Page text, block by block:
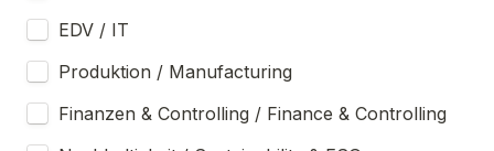
EDV / IT
Produktion / Manufacturing
Finanzen & Controlling / Finance & Controlling